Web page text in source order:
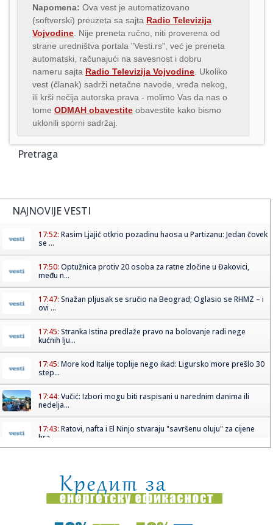
Napomena: Ova vest je automatizovano
(softverski) preuzeta sa sajta Radio Televizija
Vojvodine . Nije preneta ručno, niti proverena od
strane uredništva portala "Vesti.rs", već je preneta
automatski, računajući na savesnost i dobru
nameru sajta Radio Televizija Vojvodine . Ukoliko
vest (članak) sadrži netačne navode, vređa nekog,
ili krši nečija autorska prava - molimo Vas da nas o
tome ODMAH obavestite obavestite kako bismo
uklonili sporni sadržaj.
Pretraga
NAJNOVIJE VESTI
17:52: Rasim Ljajić otkrio pozadinu haosa u Partizanu: Jedan čovek
se ...
17:50: Optužnica protiv 20 osoba za ratne zločine u Đakovici,
među n...
17:47: Snažan pljusak se sručio na Beograd; Oglasio se RHMZ – i
ovi ...
17:45: Stranka Istina predlaže pravo na bolovanje radi nege
kućnih lju...
17:45: More kod Italije toplije nego ikad: Ligursko more prešlo 30
step...
17:44: Vučić: Izbori mogu biti raspisani u narednim danima ili
nedelja...
17:43: Ratovi, nafta i El Ninjo stvaraju "savršenu oluju" za cijene
hra...
17:42:Sombor: Sombor prvi dostigao 40 stepeni